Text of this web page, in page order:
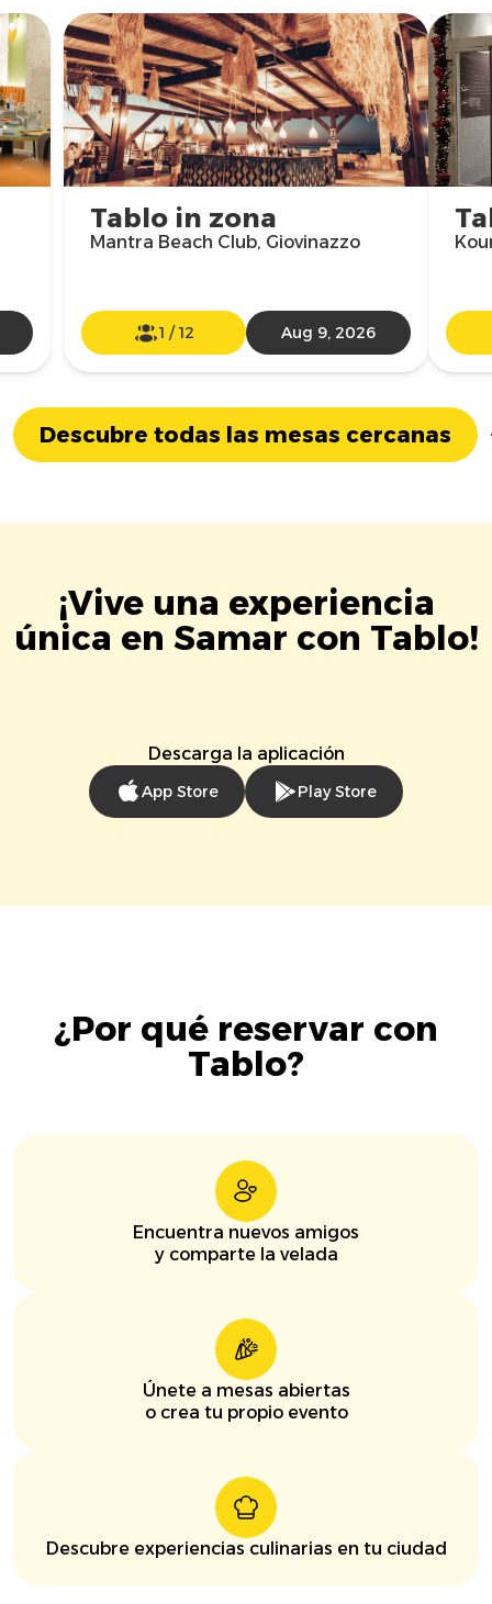
Tablo in zona
Mantra Beach Club, Giovinazzo
1 /12 Aug 9, 2026
Descubre todas las mesas cercanas
¡Vive una experiencia
única en Samar con Tablo!
Descarga la aplicación
App Store Play Store
¿Por qué reservar con
Tablo?
Encuentra nuevos amigos
y comparte la velada
Únete a mesas abiertas
o crea tu propio evento
Descubre experiencias culinarias en tu ciudad